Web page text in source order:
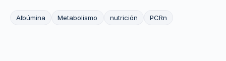
Albúmina Metabolismo nutrición PCRn